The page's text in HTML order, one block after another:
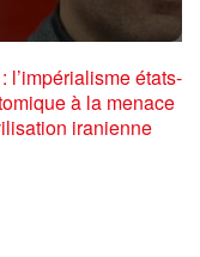
l’impérialisme états-
à la menace
iranienne